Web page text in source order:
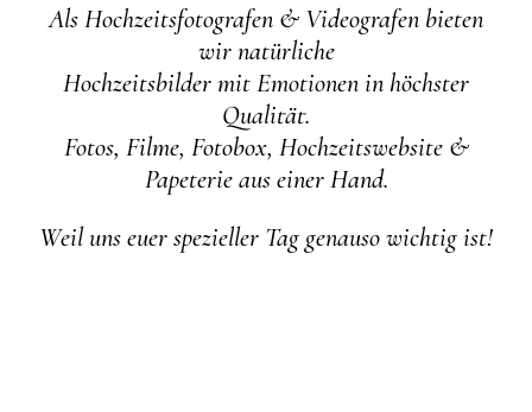
Als Hochzeitsfotografen & Videografen bieten
wir natürliche
Hochzeitsbilder mit Emotionen in höchster
Qualität.
Fotos, Filme, Fotobox, Hochzeitswebsite &
Papeterie aus einer Hand.
Weil uns euer spezieller Tag genauso wichtig ist!